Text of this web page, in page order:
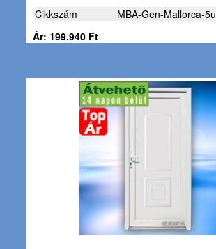
Cikkszám
MBA-Gen-Mallorca-5u
Ár: 199.940 Ft